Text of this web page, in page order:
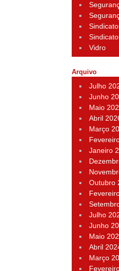
Vidro
Arquivo
Julho
Junho
Maio
Abril
Março
Janeiro
Outubro
Julho
Junho
Maio
Abril
Março